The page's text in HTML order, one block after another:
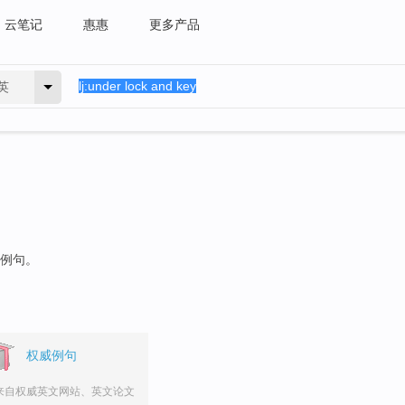
云笔记 惠惠 更多产品
句。
权威例句
自权威英文网站、英文论文